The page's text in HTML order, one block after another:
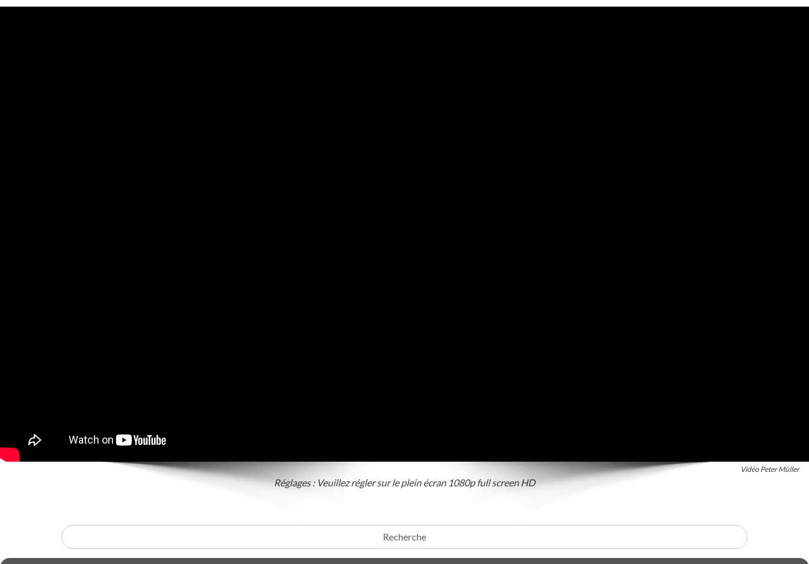
Vidéo Peter Müller
Réglages : Veuillez régler sur le plein écran 1080p full screen HD
Recherche